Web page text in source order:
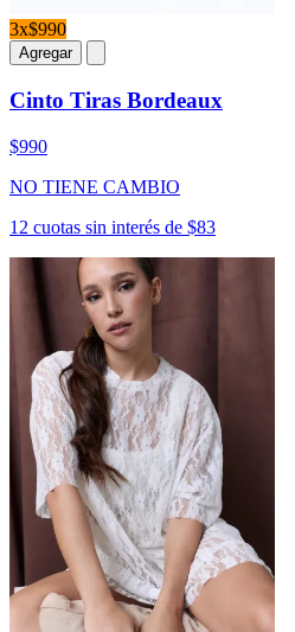
3x$990
Agregar
Cinto Tiras Bordeaux
$990
NO TIENE CAMBIO
12 cuotas sin interés de $83